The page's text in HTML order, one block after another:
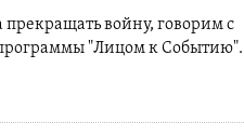
войну, говорим c
"Лицом к Событию".